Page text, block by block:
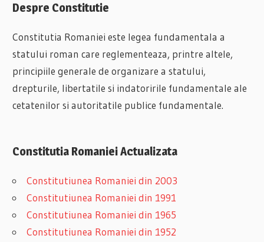
Despre Constitutie
Constitutia Romaniei este legea fundamentala a
statului roman care reglementeaza, printre altele,
principiile generale de organizare a statului,
drepturile, libertatile si indatoririle fundamentale ale
cetatenilor si autoritatile publice fundamentale.
Constitutia Romaniei Actualizata
Constitutiunea Romaniei din 2003
Constitutiunea Romaniei din 1991
Constitutiunea Romaniei din 1965
Constitutiunea Romaniei din 1952